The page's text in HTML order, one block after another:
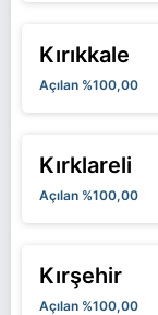
Kırıkkale
Açılan %100,00
Kırklareli
Açılan %100,00
Kırşehir
Açılan %100,00